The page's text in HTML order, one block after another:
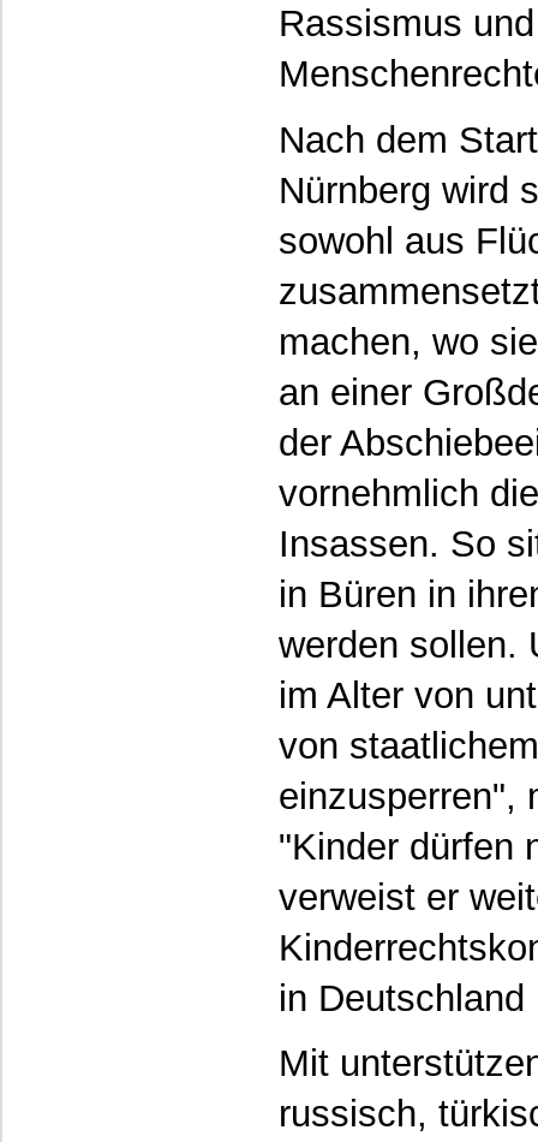
Rassismus
Nach dem
Nürnberg wird
sowohl aus
machen, wo
an einer
der
vornehmlich
Insassen. So
in Büren in
werden sollen.
im Alter von
von
einzusperren",
"Kinder dürfen
verweist er
in
Mit
russisch,